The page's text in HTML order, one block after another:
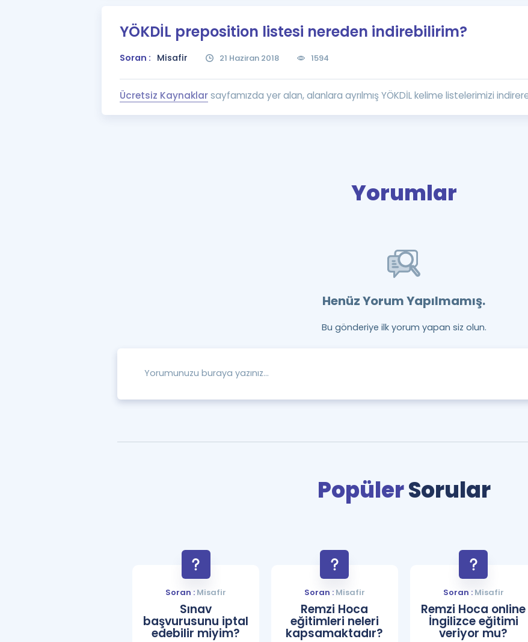
Eğitim ve
İngilizce
YÖKDİL preposition listesi nereden indirebilirim?
Soran : Misafir 21 Haziran 2018 1594
Ücretsiz Kaynaklarsayfamızda yer alan, alanlara ayrılmış YÖKDİL kelime listelerimizi
Yorumlar
Henüz Yorum Yapılmamış.
Bu gönderiye ilk yorum yapan siz olun.
PopülerSorular
Soran : Misafir
Sınav
başvurusunu iptal
edebilir miyim?
Soran :Misafir
Remzi Hoca
eğitimleri neleri
kapsamaktadır?
Soran :Misafir
Remzi Hoca online
İngilizce eğitimi
veriyor mu?